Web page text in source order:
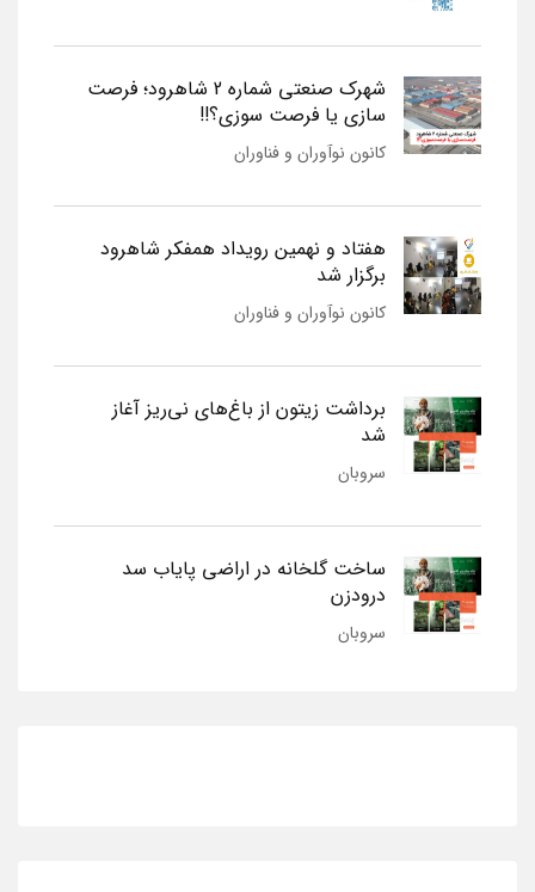
شهرک صنعتی شماره 2 شاهرود؛ فرصت
سازی یا فرصت سوزی؟!!
کانون نوآوران و فناوران
هفتاد و نهمین رویداد همفکر شاهرود
برگزار شد
کانون نوآوران و فناوران
برداشت زیتون از باغ‌های نی‌ریز آغاز
شد
سروبان
ساخت گلخانه در اراضی پایاب سد
درودزن
سروبان